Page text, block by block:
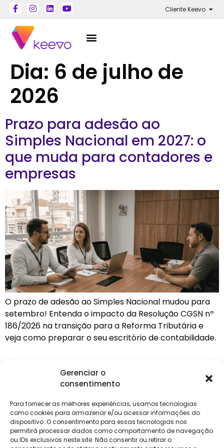
Gerenciar o
consentimento
Para fornecer as melhores experiências, usamos tecnologias
como cookies para armazenar e/ou acessar informações do
dispositivo. O consentimento para essas tecnologias nos
permitirá processar dados como comportamento de navegação
ou IDs exclusivos neste site. Não consentir ou retirar o
Cliente Keevo
Dia: 6 de julho de
2026
Prazo para adesão ao
Simples Nacional em 2027: o
que muda para contadores e
empresas
O prazo de adesão ao Simples Nacional mudou para
setembro! Entenda o impacto da Resolução CGSN nº
186/2026 na transição para a Reforma Tributária e
veja como preparar o seu escritório de contabilidade.
Institucional
Trabalhe
Conosco
Contato
Clientes
Login
Eventos
Contábeis
Holos
NG Essence
Soluções
DP e RH
NG Folha
eKeep